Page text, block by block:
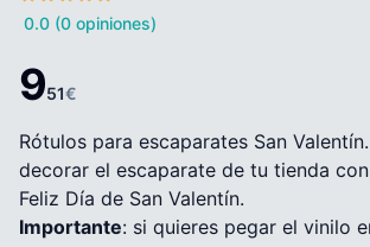
0.0 (0 opiniones)
951€
Rótulos para escaparates San
decorar el escaparate de tu tienda
Feliz Día de San Valentín.
Importante: si quieres pegar el vinilo